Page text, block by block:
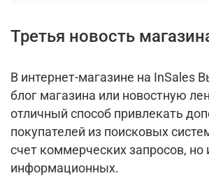
Третья новость
В интернет-магазине на InSales
блог магазина или новостную
отличный способ привлекать
покупателей из поисковых
счет коммерческих запросов, но
информационных.